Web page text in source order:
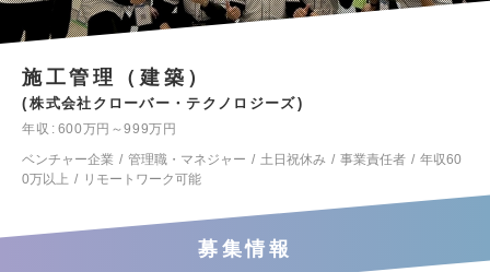
施工管理（建築）
株式会社クローバー・テクノロジーズ
年収
600万円～999万円
ベンチャー企業
管理職・マネジャー 土日祝休み 事業責任者
年収60
0万以上
リモートワーク可能
募集情報